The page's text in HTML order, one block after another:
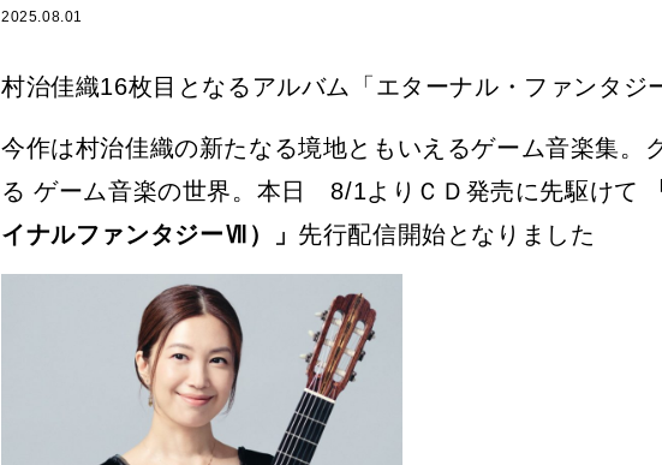
2025.08.01
村治佳織16枚目となるアルバム「エターナル・ファンタ
今作は村治佳織の新たなる境地ともいえるゲーム音楽集。
る ゲーム音楽の世界。本日 8/1よりＣＤ発売に先駆けて
イナルファンタジーⅦ）」 先行配信開始となりました